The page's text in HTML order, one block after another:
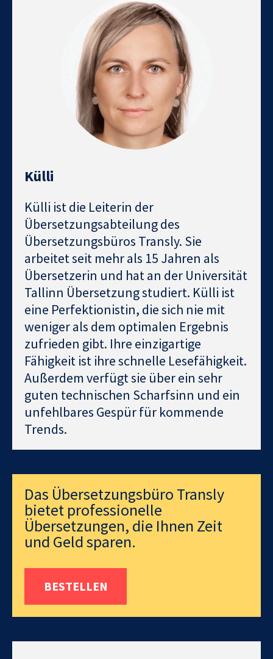
Külli
Külli ist die Leiterin der
Übersetzungsabteilung des
Übersetzungsbüros Transly. Sie
arbeitet seit mehr als 15 Jahren als
Übersetzerin und hat an der Universität
Tallinn Übersetzung studiert. Külli ist
eine Perfektionistin, die sich nie mit
weniger als dem optimalen Ergebnis
zufrieden gibt. Ihre einzigartige
Fähigkeit ist ihre schnelle Lesefähigkeit.
Außerdem verfügt sie über ein sehr
guten technischen Scharfsinn und ein
unfehlbares Gespür für kommende
Trends.
Das Übersetzungsbüro Transly
bietet professionelle
Übersetzungen, die Ihnen Zeit
und Geld sparen.
BESTELLEN